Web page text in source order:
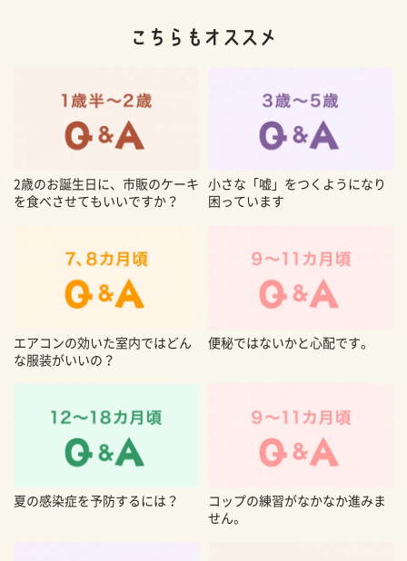
2歳のお誕生日に、市販のケーキ
を食べさせてもいいですか？
小さな「嘘」をつくようになり
困っています
エアコンの効いた室内ではどん
な服装がいいの？
便秘ではないかと心配です。
夏の感染症を予防するには？
コップの練習がなかなか進みま
せん。